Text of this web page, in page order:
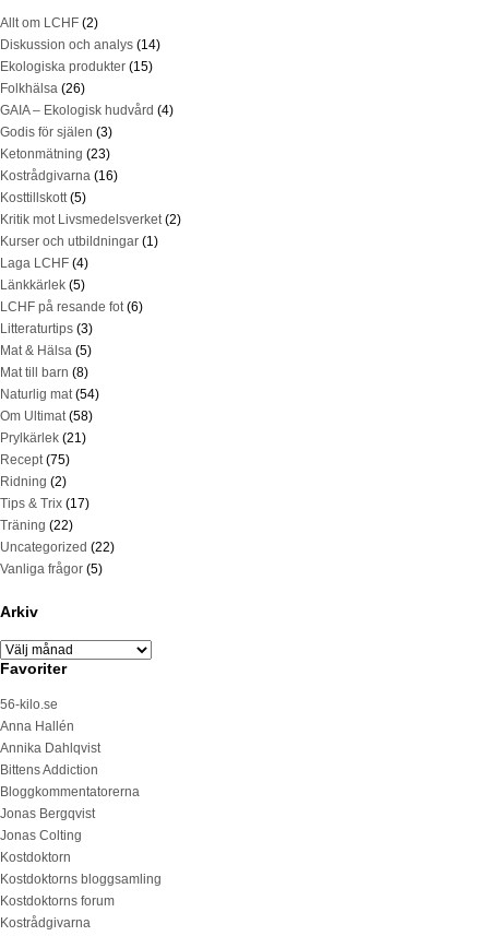
Allt om LCHF (2)
Diskussion och analys (14)
Ekologiska produkter (15)
Folkhälsa (26)
GAIA – Ekologisk hudvård (4)
Godis för själen (3)
Ketonmätning (23)
Kostrådgivarna (16)
Kosttillskott(5)
Kritik mot Livsmedelsverket(2)
Kurser och utbildningar (1)
Laga LCHF (4)
Länkkärlek (5)
LCHF på resande fot(6)
Litteraturtips (3)
Mat & Hälsa (5)
Mat till barn (8)
Naturlig mat(54)
Om Ultimat(58)
Prylkärlek (21)
Recept(75)
Ridning (2)
Tips & Trix (17)
Träning (22)
Uncategorized (22)
Vanliga frågor (5)
Arkiv
Favoriter
56-kilo.se
Anna Hallén
Annika Dahlqvist
Bittens Addiction
Bloggkommentatorerna
Jonas Bergqvist
Jonas Colting
Kostdoktorn
Kostdoktorns bloggsamling
Kostdoktorns forum
Kostrådgivarna